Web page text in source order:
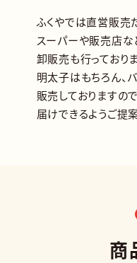
ふくやでは直営販売
スーパーや販売店な
卸販売も行っておりま
明太子はもちろん、
販売しておりますので
届けできるようご提
商